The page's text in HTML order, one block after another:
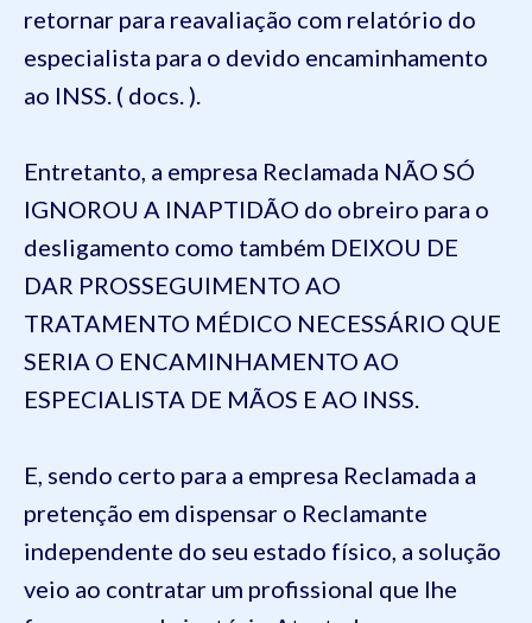
retornar para reavaliação com relatório do
especialista para o devido encaminhamento
ao INSS. ( docs. ).
Entretanto, a empresa Reclamada NÃO SÓ
IGNOROU A INAPTIDÃO do obreiro para o
desligamento como também DEIXOU DE
DAR PROSSEGUIMENTO AO
TRATAMENTO MÉDICO NECESSÁRIO QUE
SERIA O ENCAMINHAMENTO AO
ESPECIALISTA DE MÃOS E AO INSS.
E, sendo certo para a empresa Reclamada a
pretenção em dispensar o Reclamante
independente do seu estado físico, a solução
veio ao contratar um profissional que lhe